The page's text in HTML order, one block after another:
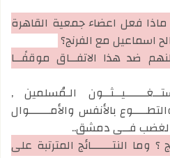
فعل اعضاء جمعية القاهرة
اسماعيل مع الفرنج؟
ضد هذا الاتفــاق موقفًــا
الـمُسلمين ,
بالأنفس والأمــــــوال
فــي دمشق..
وما النتــــــائج المترتبة على